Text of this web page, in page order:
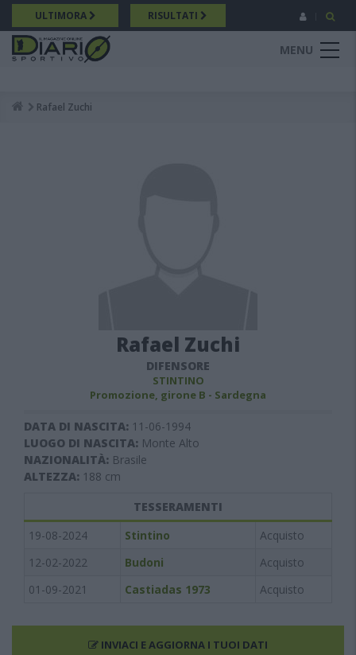
Salta
al
contenuto
principale
ULTIMORA RISULTATI
MENU
Breadcrumb
Rafael Zuchi
Rafael Zuchi
DIFENSORE
STINTINO
Promozione, girone B - Sardegna
DATA DI NASCITA: 11-06-1994
LUOGO DI NASCITA: Monte Alto
NAZIONALITÀ: Brasile
ALTEZZA: 188 cm
TESSERAMENTI
19-08-2024
Stintino
Acquisto
12-02-2022
Budoni
Acquisto
01-09-2021
Castiadas 1973 Acquisto
INVIACI E AGGIORNA I TUOI DATI